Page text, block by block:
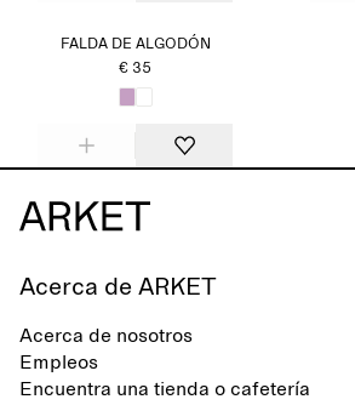
FALDA DE ALGODÓN
€ 35
Acerca de ARKET
Acerca de nosotros
Empleos
Encuentra una tienda o cafetería